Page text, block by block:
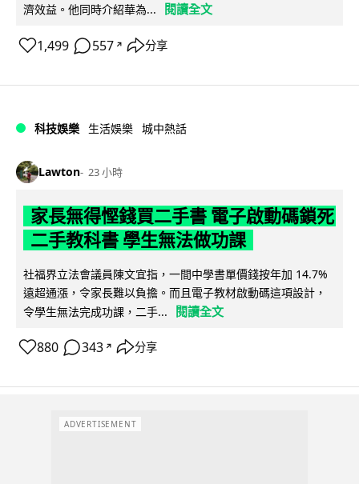
濟效益。他同時介紹華為...
閱讀全文
1,499 557 ↗ 分享
科技娛樂 生活娛樂 城中熱話
Lawton 23 小時
家長無得慳錢買二手書 電子啟動碼鎖死
二手教科書 學生無法做功課
社福界立法會議員陳文宜指，一間中學書單價錢按年加 14.7%
遠超通漲，令家長難以負擔。而且電子教材啟動碼這項設計，
令學生無法完成功課，二手...
閱讀全文
880 343 ↗ 分享
ADVERTISEMENT